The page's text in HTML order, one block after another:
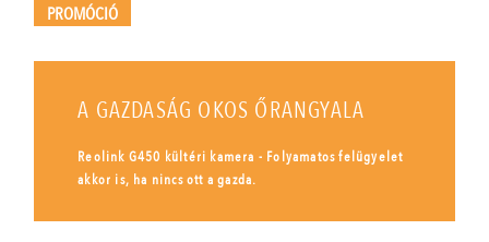
PROMÓCIÓ
A GAZDASÁG OKOS ŐRANGYALA
Reolink G450 kültéri kamera - Folyamatos felügyelet
akkor is, ha nincs ott a gazda.